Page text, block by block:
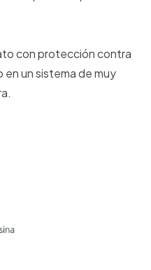
con protección contra
un sistema de muy